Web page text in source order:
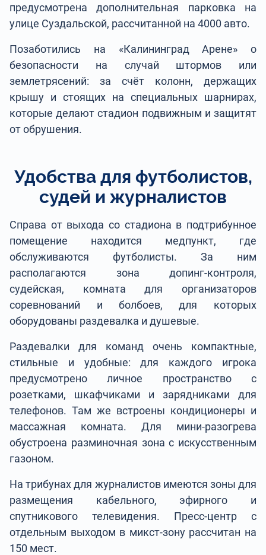
предусмотрена дополнительная парковка на
улице Суздальской, рассчитанной на 4000 авто.
Позаботились на «Калининград Арене» о
безопасности на случай штормов или
землетрясений: за счёт колонн, держащих
крышу и стоящих на специальных шарнирах,
которые делают стадион подвижным и защитят
от обрушения.
Удобства для футболистов,
судей и журналистов
Справа от выхода со стадиона в подтрибунное
помещение находится медпункт, где
обслуживаются футболисты. За ним
располагаются зона допинг-контроля,
судейская, комната для организаторов
соревнований и болбоев, для которых
оборудованы раздевалка и душевые.
Раздевалки для команд очень компактные,
стильные и удобные: для каждого игрока
предусмотрено личное пространство с
розетками, шкафчиками и зарядниками для
телефонов. Там же встроены кондиционеры и
массажная комната. Для мини-разогрева
обустроена разминочная зона с искусственным
газоном.
На трибунах для журналистов имеются зоны для
размещения кабельного, эфирного и
спутникового телевидения. Пресс-центр с
отдельным выходом в микст-зону рассчитан на
150 мест.